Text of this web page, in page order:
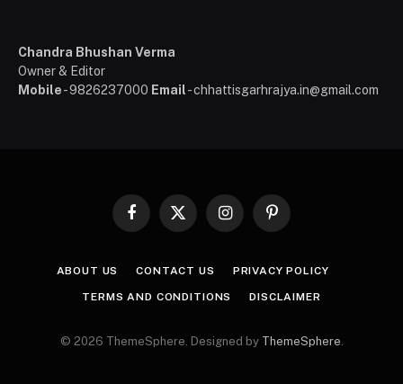
Chandra Bhushan Verma
Owner & Editor
Mobile- 9826237000 Email- chhattisgarhrajya.in@gmail.com
Facebook
X
InstagramPinterest
ABOUT US CONTACT US PRIVACY POLICY
TERMS AND CONDITIONS DISCLAIMER
© 2026 ThemeSphere. Designed by ThemeSphere